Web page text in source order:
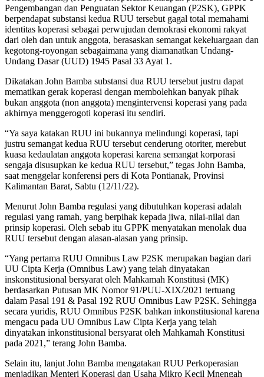
Pengembangan dan Penguatan Sektor Keuangan (P2SK), GPPK
berpendapat substansi kedua RUU tersebut gagal total memahami
identitas koperasi sebagai perwujudan demokrasi ekonomi rakyat
dari oleh dan untuk anggota, berasaskan semangat kekeluargaan dan
kegotong-royongan sebagaimana yang diamanatkan Undang-
Undang Dasar (UUD) 1945 Pasal 33 Ayat 1.
Dikatakan John Bamba substansi dua RUU tersebut justru dapat
mematikan gerak koperasi dengan membolehkan banyak pihak
bukan anggota (non anggota) mengintervensi koperasi yang pada
akhirnya menggerogoti koperasi itu sendiri.
“Ya saya katakan RUU ini bukannya melindungi koperasi, tapi
justru semangat kedua RUU tersebut cenderung otoriter, merebut
kuasa kedaulatan anggota koperasi karena semangat korporasi
sengaja disusupkan ke kedua RUU tersebut,” tegas John Bamba,
saat menggelar konferensi pers di Kota Pontianak, Provinsi
Kalimantan Barat, Sabtu (12/11/22).
Menurut John Bamba regulasi yang dibutuhkan koperasi adalah
regulasi yang ramah, yang berpihak kepada jiwa, nilai-nilai dan
prinsip koperasi. Oleh sebab itu GPPK menyatakan menolak dua
RUU tersebut dengan alasan-alasan yang prinsip.
“Yang pertama RUU Omnibus Law P2SK merupakan bagian dari
UU Cipta Kerja (Omnibus Law) yang telah dinyatakan
inskonstitusional bersyarat oleh Mahkamah Konstitusi (MK)
berdasarkan Putusan MK Nomor 91/PUU-XIX/2021 tertuang
dalam Pasal 191 & Pasal 192 RUU Omnibus Law P2SK. Sehingga
secara yuridis, RUU Omnibus P2SK bahkan inkonstitusional karena
mengacu pada UU Omnibus Law Cipta Kerja yang telah
dinyatakan inkonstitusional bersyarat oleh Mahkamah Konstitusi
pada 2021,” terang John Bamba.
Selain itu, lanjut John Bamba mengatakan RUU Perkoperasian
menjadikan Menteri Koperasi dan Usaha Mikro Kecil Mnengah